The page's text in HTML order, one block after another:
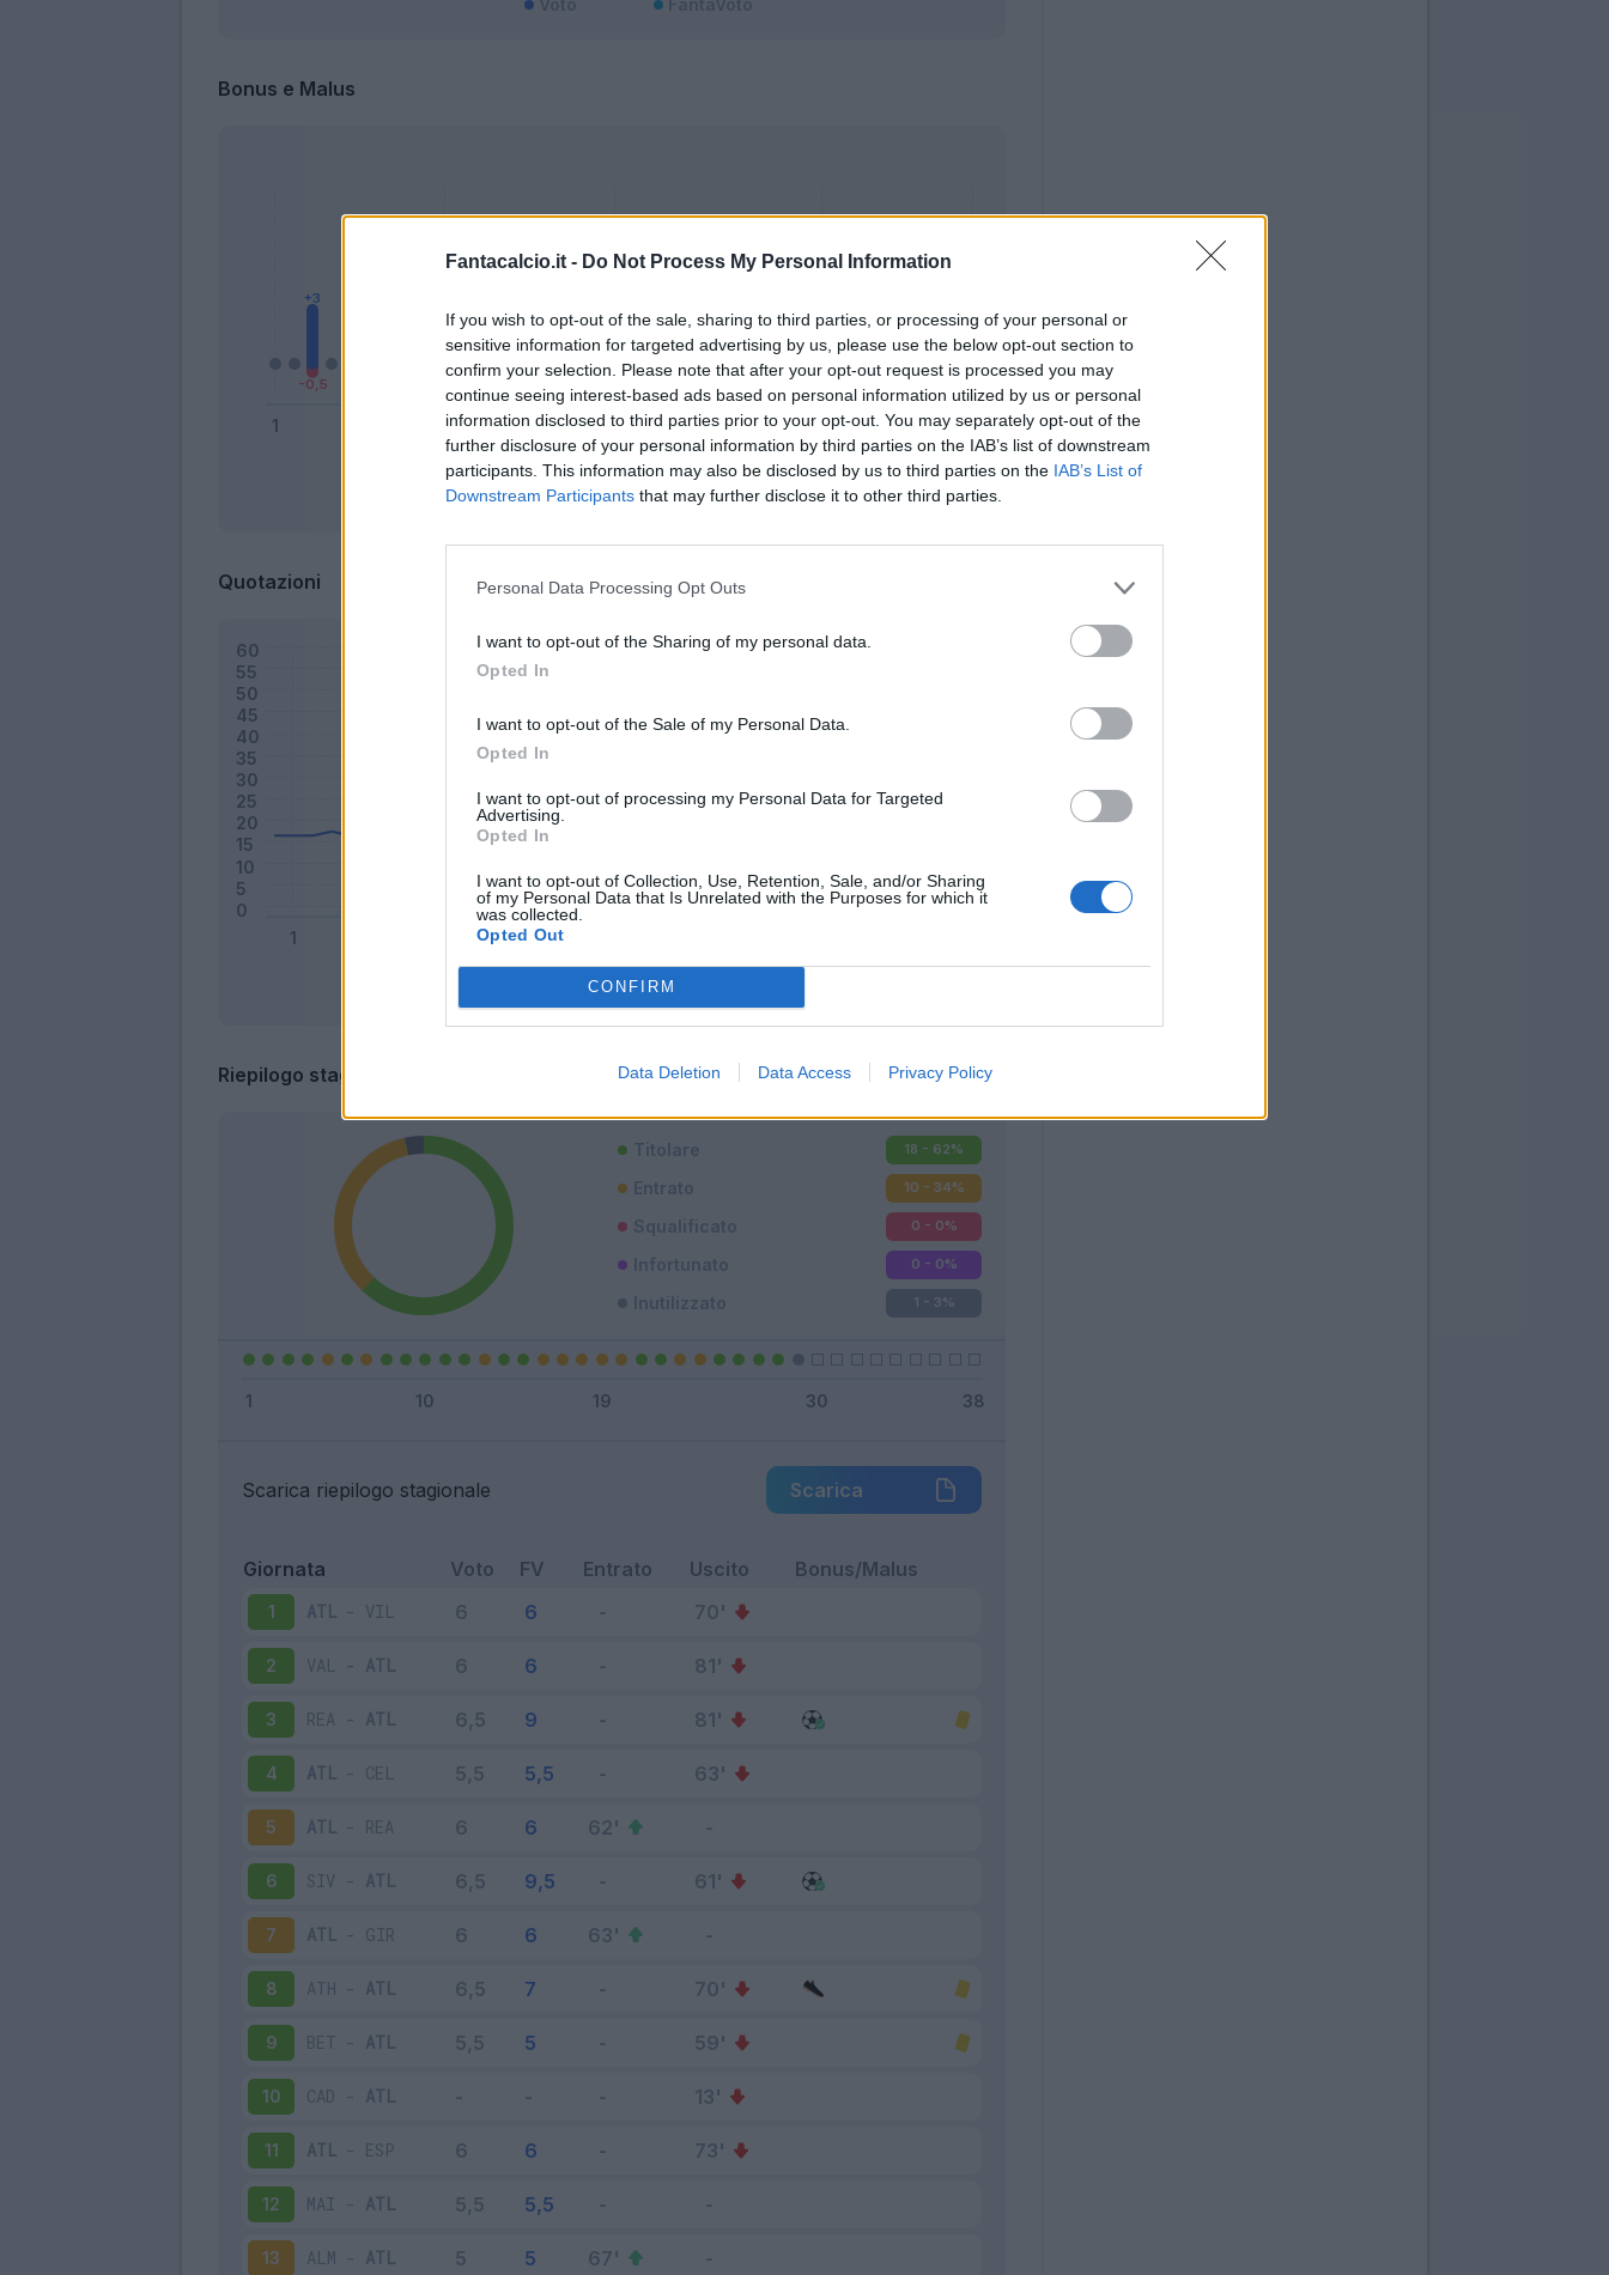
Fantacalcio.it - Do Not Process My Personal Information
If you wish to opt-out of the sale, sharing to third parties, or processing of your personal or
sensitive information for targeted advertising by us, please use the below opt-out section to
confirm your selection. Please note that after your opt-out request is processed you may
continue seeing interest-based ads based on personal information utilized by us or personal
information disclosed to third parties prior to your opt-out. You may separately opt-out of the
further disclosure of your personal information by third parties on the IAB’s list of downstream
participants. This information may also be disclosed by us to third parties on the IAB’s List of
Downstream Participants that may further disclose it to other third parties.
Personal Data Processing Opt Outs
I want to opt-out of the Sharing of my personal data.
Opted In
I want to opt-out of the Sale of my Personal Data.
Opted In
I want to opt-out of processing my Personal Data for Targeted
Advertising.
Opted In
I want to opt-out of Collection, Use, Retention, Sale, and/or Sharing
of my Personal Data that Is Unrelated with the Purposes for which it
was collected.
Opted Out
CONFIRM
Data Deletion Data Access Privacy Policy
Bonus e Malus
Bonus Malus Presenze a voto
Quotazioni
Classic
Riepilogo stagione
Titolare 18 - 62%
Entrato 10 - 34%
Squalificato 0 - 0%
Infortunato 0 - 0%
Inutilizzato 1 - 3%
Scarica riepilogo stagionale Scarica
Giornata Voto FV Entrato Uscito Bonus/Malus
1 ATL - VIL
2 VAL - ATL
3 REA - ATL
4 ATL - CEL
5 ATL - REA
6 SIV - ATL
7 ATL - GIR
8 ATH - ATL
9 BET - ATL
10 CAD - ATL
11 ATL - ESP
12 MAI - ATL
13 ALM - ATL